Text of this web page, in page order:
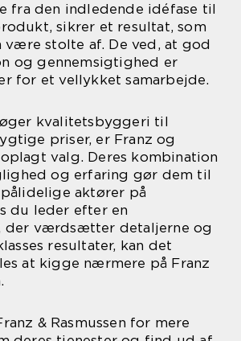
fra den indledende idéfase til
sikrer et resultat, som
være stolte af. De ved, at god
og gennemsigtighed er
for et vellykket samarbejde.
kvalitetsbyggeri til
priser, er Franz og
oplagt valg. Deres kombination
og erfaring gør dem til
aktører på
du leder efter en
der værdsætter detaljerne og
resultater, kan det
at kigge nærmere på Franz
& Rasmussen for mere